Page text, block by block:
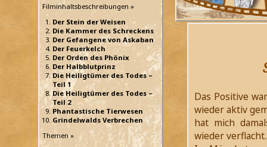
Filminhaltsbeschreibungen »
Der Stein der Weisen
Die Kammer des Schreckens
Der Gefangene von Askaban
Der Feuerkelch
Der Orden des Phönix
Der Halbblutprinz
Die Heiligtümer des Todes –
Teil 1
Die Heiligtümer des Todes –
Teil 2
Phantastische Tierwesen
Grindelwalds Verbrechen
Themen »
Das Positive
wieder aktiv
hat mich
wieder